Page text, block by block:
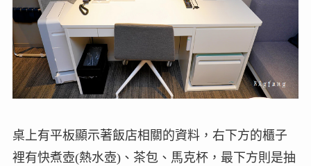
桌上有平板顯示著飯店相關的資料，右下方的櫃子
裡有快煮壺(熱水壺)、茶包、馬克杯，最下方則是抽